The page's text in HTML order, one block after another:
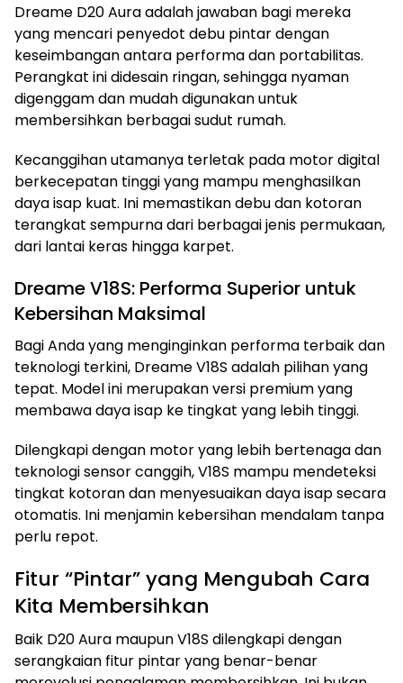
Dreame D20 Aura adalah jawaban bagi mereka
yang mencari penyedot debu pintar dengan
keseimbangan antara performa dan portabilitas.
Perangkat ini didesain ringan, sehingga nyaman
digenggam dan mudah digunakan untuk
membersihkan berbagai sudut rumah.
Kecanggihan utamanya terletak pada motor digital
berkecepatan tinggi yang mampu menghasilkan
daya isap kuat. Ini memastikan debu dan kotoran
terangkat sempurna dari berbagai jenis permukaan,
dari lantai keras hingga karpet.
Dreame V18S: Performa Superior untuk
Kebersihan Maksimal
Bagi Anda yang menginginkan performa terbaik dan
teknologi terkini, Dreame V18S adalah pilihan yang
tepat. Model ini merupakan versi premium yang
membawa daya isap ke tingkat yang lebih tinggi.
Dilengkapi dengan motor yang lebih bertenaga dan
teknologi sensor canggih, V18S mampu mendeteksi
tingkat kotoran dan menyesuaikan daya isap secara
otomatis. Ini menjamin kebersihan mendalam tanpa
perlu repot.
Fitur “Pintar” yang Mengubah Cara
Kita Membersihkan
Baik D20 Aura maupun V18S dilengkapi dengan
serangkaian fitur pintar yang benar-benar